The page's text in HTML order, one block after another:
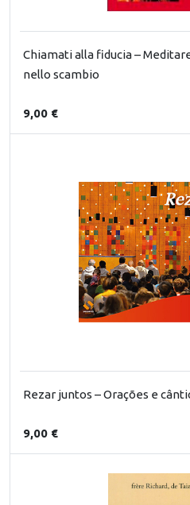
Chiamati alla fiducia –
nello scambio
9,00 €
Rezar juntos – Orações e
9,00 €